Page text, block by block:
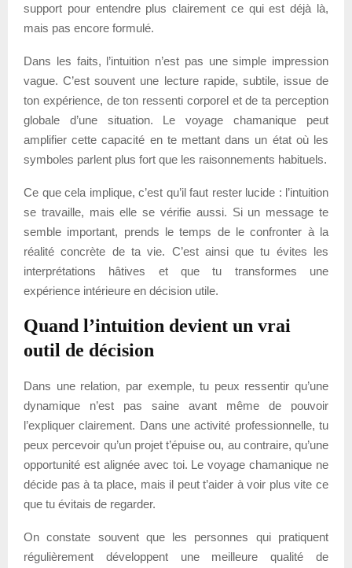
support pour entendre plus clairement ce qui est déjà là,
mais pas encore formulé.
Dans les faits, l’intuition n’est pas une simple impression
vague. C’est souvent une lecture rapide, subtile, issue de
ton expérience, de ton ressenti corporel et de ta perception
globale d’une situation. Le voyage chamanique peut
amplifier cette capacité en te mettant dans un état où les
symboles parlent plus fort que les raisonnements habituels.
Ce que cela implique, c’est qu’il faut rester lucide : l’intuition
se travaille, mais elle se vérifie aussi. Si un message te
semble important, prends le temps de le confronter à la
réalité concrète de ta vie. C’est ainsi que tu évites les
interprétations hâtives et que tu transformes une
expérience intérieure en décision utile.
Quand l’intuition devient un vrai
outil de décision
Dans une relation, par exemple, tu peux ressentir qu’une
dynamique n’est pas saine avant même de pouvoir
l’expliquer clairement. Dans une activité professionnelle, tu
peux percevoir qu’un projet t’épuise ou, au contraire, qu’une
opportunité est alignée avec toi. Le voyage chamanique ne
décide pas à ta place, mais il peut t’aider à voir plus vite ce
que tu évitais de regarder.
On constate souvent que les personnes qui pratiquent
régulièrement développent une meilleure qualité de